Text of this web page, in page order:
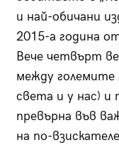
и най-обичани
2015-а година
Вече четвърт
между
света и у нас) и
превърна във
на по-